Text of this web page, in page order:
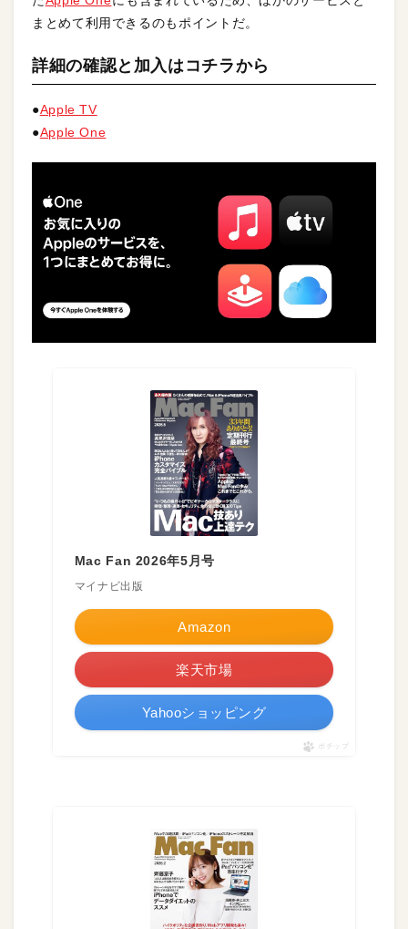
まとめて利用できるのもポイントだ。
詳細の確認と加入はコチラから
●Apple TV
●Apple One
Mac Fan 2026年5月号
マイナビ出版
Amazon
楽天市場
Yahooショッピング
ポチップ